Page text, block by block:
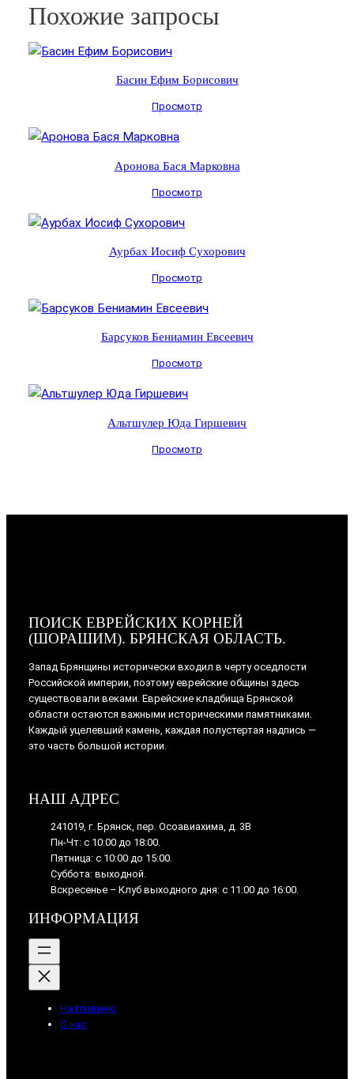
Похожие запросы
Басин Ефим Борисович
Просмотр
Аронова Бася Марковна
Просмотр
Аурбах Иосиф Сухорович
Просмотр
Барсуков Бениамин Евсеевич
Просмотр
Альтшулер Юда Гиршевич
Просмотр
ПОИСК ЕВРЕЙСКИХ КОРНЕЙ
(ШОРАШИМ). БРЯНСКАЯ ОБЛАСТЬ.
Запад Брянщины исторически входил в черту оседлости
Российской империи, поэтому еврейские общины здесь
существовали веками. Еврейские кладбища Брянской
области остаются важными историческими памятниками.
Каждый уцелевший камень, каждая полустертая надпись —
это часть большой истории.
НАШ АДРЕС
241019, г. Брянск, пер. Осоавиахима, д. 3В
Пн-Чт: с 10:00 до 18:00.
Пятница: с 10:00 до 15:00.
Суббота: выходной.
Вскресенье – Клуб выходного дня: с 11:00 до 16:00.
ИНФОРМАЦИЯ
На главную
О нас